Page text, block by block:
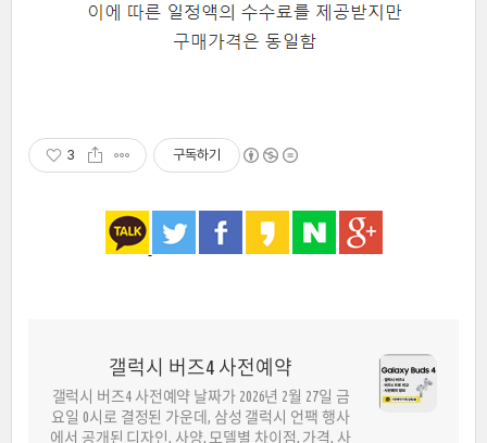
3 구독하기
갤럭시 버즈4 사전예약
갤럭시 버즈4 사전예약 날짜가 2026년 2월 27일 금
요일 0시로 결정된 가운데, 삼성 갤럭시 언팩 행사
에서 공개된 디자인, 사양, 모델별 차이점, 가격, 사